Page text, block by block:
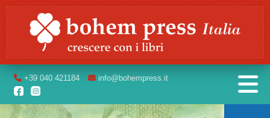
+39 040 421184 info@bohempress.it